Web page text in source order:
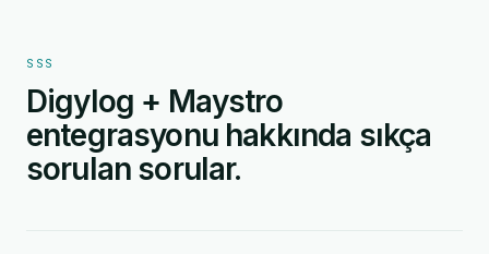
SSS
Digylog + Maystro
entegrasyonu hakkında sıkça
sorulan sorular.